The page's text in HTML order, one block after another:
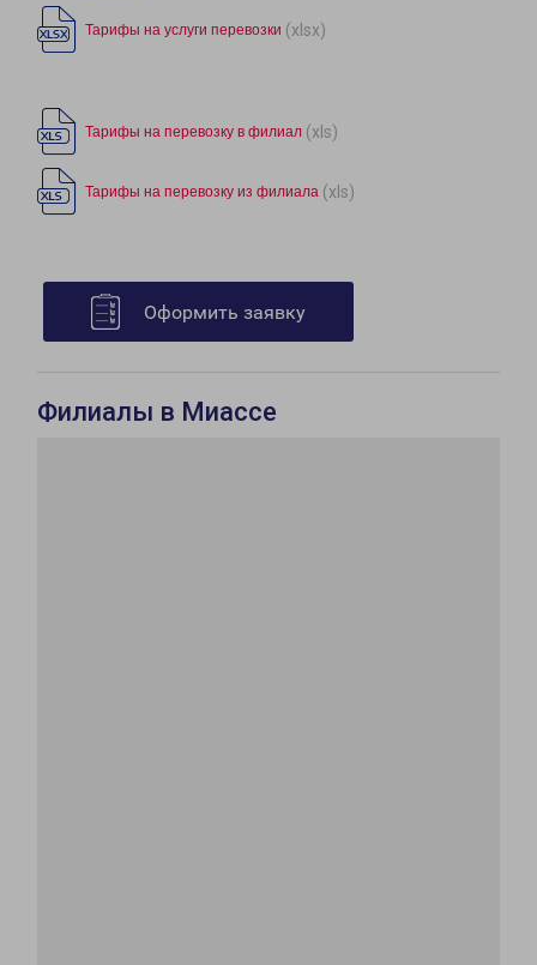
Тарифы на услуги перевозки (xlsx)
Тарифы на перевозку в филиал (xls)
Тарифы на перевозку из филиала (xls)
Оформить заявку
Филиалы в Миассе